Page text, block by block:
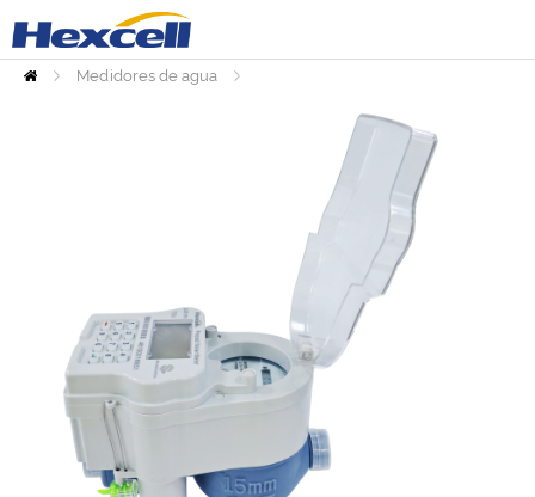
Inicio
Medidores de agua